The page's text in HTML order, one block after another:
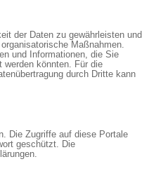
der Daten zu gewährleisten und
Maßnahmen.
und Informationen, die Sie
werden könnten. Für die
durch Dritte kann
Die Zugriffe auf diese Portale
geschützt. Die